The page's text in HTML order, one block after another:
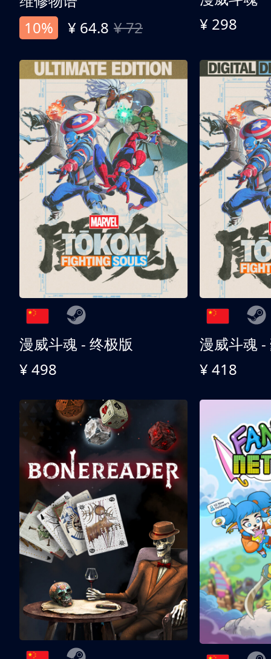
10%
¥ 64.8 ¥ 72
¥ 298
漫威斗魂 - 终极版
¥ 498
漫威斗魂 -
¥ 418